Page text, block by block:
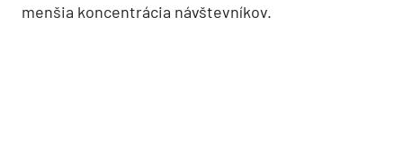
menšia koncentrácia návštevníkov.